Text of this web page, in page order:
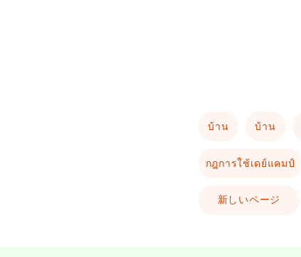
บ้าน บ้าน
กฎการใช้เดย์แคมป์
新しいページ